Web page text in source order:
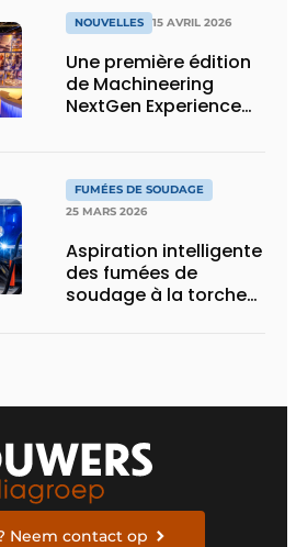
capacité de stockage
sur un minimum de
surface
NOUVELLES 15 AVRIL 2026
Une première édition
de Machineering
NextGen Experience
FUMÉES DE SOUDAGE
25 MARS 2026
Aspiration intelligente
des fumées de
soudage à la torche
Neem contact op